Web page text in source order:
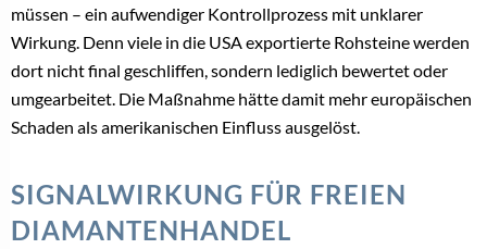
müssen – ein aufwendiger Kontrollprozess mit unklarer
Wirkung. Denn viele in die USA exportierte Rohsteine werden
dort nicht final geschliffen, sondern lediglich bewertet oder
umgearbeitet. Die Maßnahme hätte damit mehr europäischen
Schaden als amerikanischen Einfluss ausgelöst.
SIGNALWIRKUNG FÜR FREIEN
DIAMANTENHANDEL